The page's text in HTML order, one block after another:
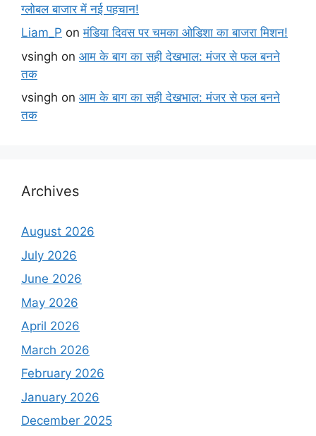
ग्लोबल बाजार में नई पहचान!
Liam_P onमंडिया दिवस पर चमका ओडिशा का बाजरा मिशन!
vsingh on आम के बाग का सही देखभाल: मंजर से फल बनने
तक
vsingh on आम के बाग का सही देखभाल: मंजर से फल बनने
तक
Archives
August 2026
July 2026
June 2026
May 2026
April 2026
March 2026
February 2026
January 2026
December 2025